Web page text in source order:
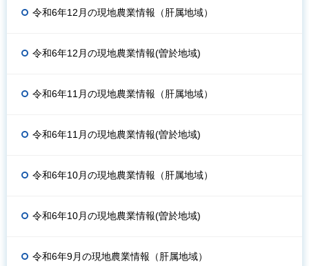
令和6年12月の現地農業情報（肝属地域）
令和6年12月の現地農業情報(曽於地域)
令和6年11月の現地農業情報（肝属地域）
令和6年11月の現地農業情報(曽於地域)
令和6年10月の現地農業情報（肝属地域）
令和6年10月の現地農業情報(曽於地域)
令和6年9月の現地農業情報（肝属地域）